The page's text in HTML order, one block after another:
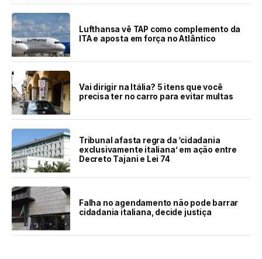
Lufthansa vê TAP como complemento da
ITA e aposta em força no Atlântico
Vai dirigir na Itália? 5 itens que você
precisa ter no carro para evitar multas
Tribunal afasta regra da ‘cidadania
exclusivamente italiana’ em ação entre
Decreto Tajani e Lei 74
Falha no agendamento não pode barrar
cidadania italiana, decide justiça